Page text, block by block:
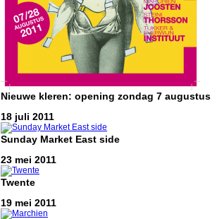
Nieuwe kleren: opening zondag 7 augustus
18 juli 2011
Sunday Market East side
23 mei 2011
Twente
19 mei 2011